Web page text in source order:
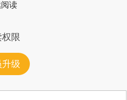
读
限
级